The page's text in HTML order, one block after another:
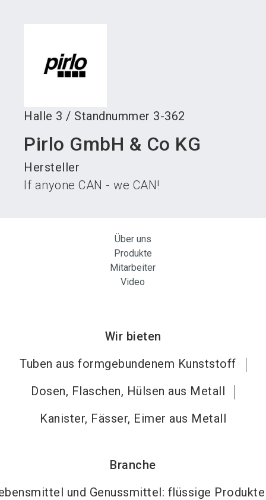
Halle 3 / Standnummer 3-362
Pirlo GmbH & Co KG
Hersteller
If anyone CAN - we CAN!
Über uns
Produkte
Mitarbeiter
Video
Wir bieten
Tuben aus formgebundenem Kunststoff
Dosen, Flaschen, Hülsen aus Metall
Kanister, Fässer, Eimer aus Metall
Branche
und Genussmittel: flüssige Produkte